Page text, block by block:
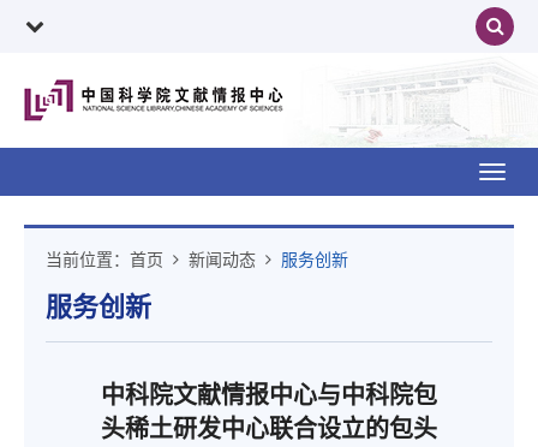
当前位置： 首页 新闻动态 服务创新
服务创新
中科院文献情报中心与中科院包
头稀土研发中心联合设立的包头